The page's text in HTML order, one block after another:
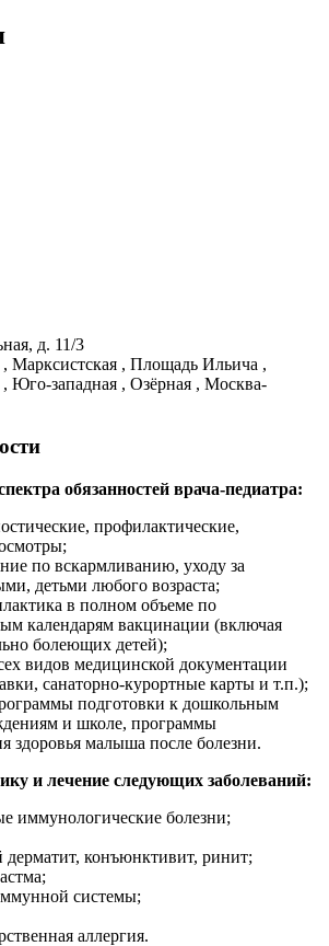
д. 11/3
Марксистская , Площадь Ильича ,
, Юго-западная , Озёрная , Москва-
обязанностей врача-педиатра:
профилактические,
по вскармливанию, уходу за
детьми любого возраста;
в полном объеме по
календарям вакцинации (включая
болеющих детей);
видов медицинской документации
санаторно-курортные карты и т.п.);
подготовки к дошкольным
и школе, программы
здоровья малыша после болезни.
и лечение следующих заболеваний:
иммунологические болезни;
дерматит, конъюнктивит, ринит;
системы;
аллергия.